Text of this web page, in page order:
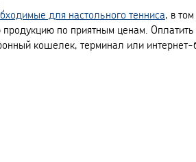
для настольного тенниса, в
по приятным ценам. Оплатить
кошелек, терминал или